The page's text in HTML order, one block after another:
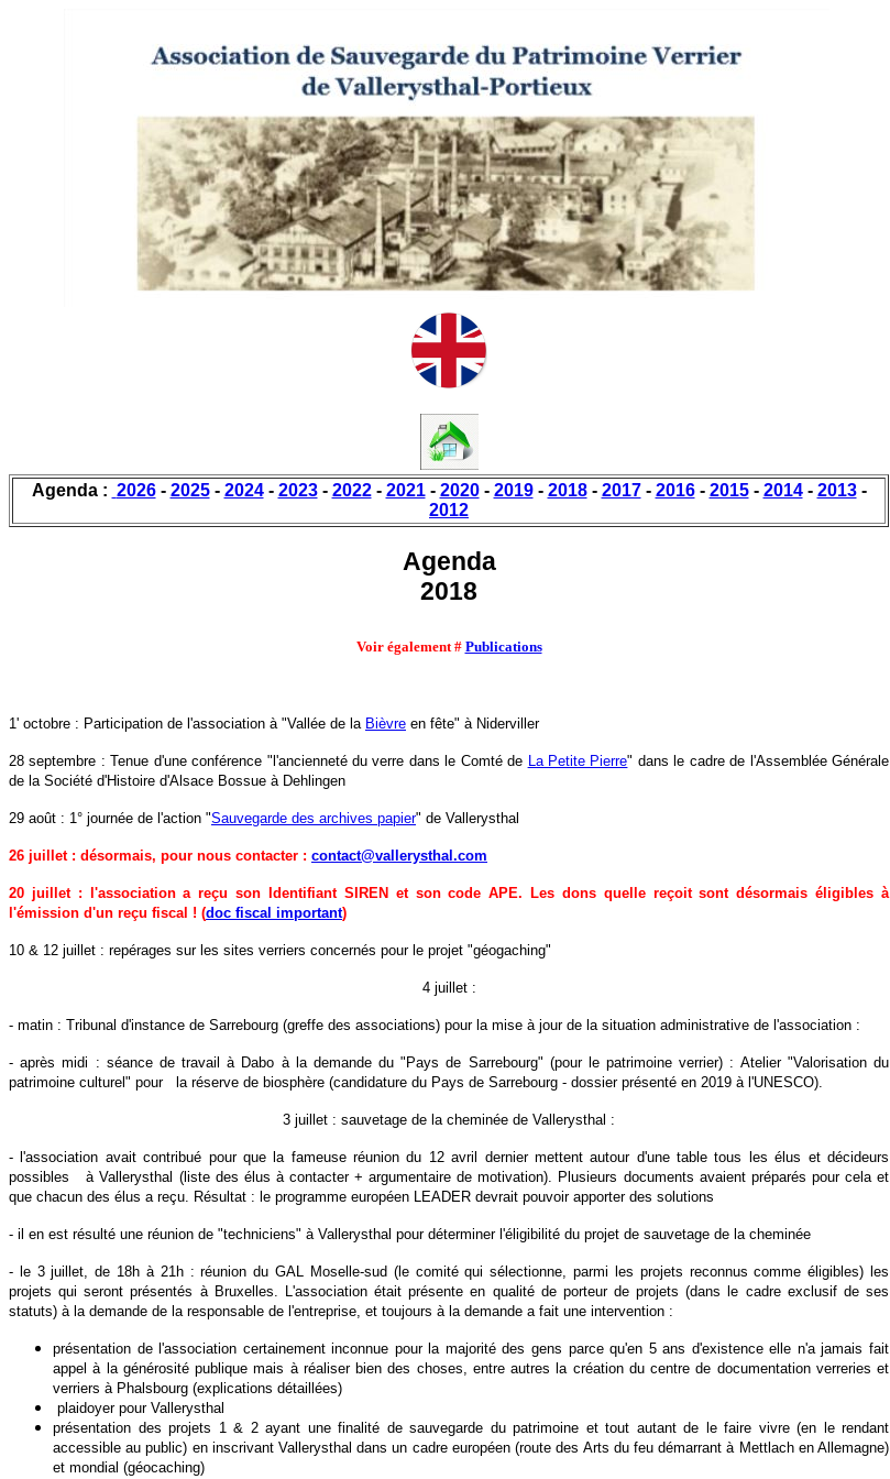
Agenda : 2026- 2025- 2024- 2023- 2022- 2021- 2020- 2019- 2018- 2017- 2016- 2015- 2014- 2013-
2012
Agenda
2018
Voir également # Publications
1' octobre : Participation de l'association à "Vallée de la Bièvre en fête" à Niderviller
28 septembre : Tenue d'une conférence "l'ancienneté du verre dans le Comté de La Petite Pierre" dans le cadre de l'Assemblée Générale
de la Société d'Histoire d'Alsace Bossue à Dehlingen
29 août : 1° journée de l'action "Sauvegarde des archives papier" de Vallerysthal
26 juillet : désormais, pour nous contacter : contact@vallerysthal.com
20 juillet : l'association a reçu son Identifiant SIREN et son code APE. Les dons quelle reçoit sont désormais éligibles à
l'émission d'un reçu fiscal ! (doc fiscal important)
10 & 12 juillet : repérages sur les sites verriers concernés pour le projet "géogaching"
4 juillet :
- matin : Tribunal d'instance de Sarrebourg (greffe des associations) pour la mise à jour de la situation administrative de l'association :
- après midi : séance de travail à Dabo à la demande du "Pays de Sarrebourg" (pour le patrimoine verrier) : Atelier "Valorisation du
patrimoine culturel" pour
la réserve de biosphère (candidature du Pays de Sarrebourg - dossier présenté en 2019 à l'UNESCO).
3 juillet : sauvetage de la cheminée de Vallerysthal :
- l'association avait contribué pour que la fameuse réunion du 12 avril dernier mettent autour d'une table tous les élus et décideurs
possibles
à Vallerysthal (liste des élus à contacter + argumentaire de motivation). Plusieurs documents avaient préparés pour cela et
que chacun des élus a reçu. Résultat : le programme européen LEADER devrait pouvoir apporter des solutions
- il en est résulté une réunion de "techniciens" à Vallerysthal pour déterminer l'éligibilité du projet de sauvetage de la cheminée
- le 3 juillet, de 18h à 21h : réunion du GAL Moselle-sud (le comité qui sélectionne, parmi les projets reconnus comme éligibles) les
projets quiseront présentés à Bruxelles. L'association était présente en qualité de porteur de projets (dans le cadre exclusif de ses
statuts) à la demande de la responsable de l'entreprise, et toujours à la demande a fait une intervention :
présentation de l'association certainement inconnue pour la majorité des gens parce qu'en 5 ans d'existence elle n'a jamais fait
appel à la générosité publique mais à réaliser bien des choses, entre autres la création du centre de documentation verreries et
verriers à Phalsbourg (explications détaillées)
plaidoyer pour Vallerysthal
présentation des projets 1 & 2 ayant une finalité de sauvegarde du patrimoine et tout autant de le faire vivre (en le rendant
accessibleau public) en inscrivant Vallerysthal dans un cadre européen (route des Arts du feu démarrant à Mettlach en Allemagne)
et mondial (géocaching)